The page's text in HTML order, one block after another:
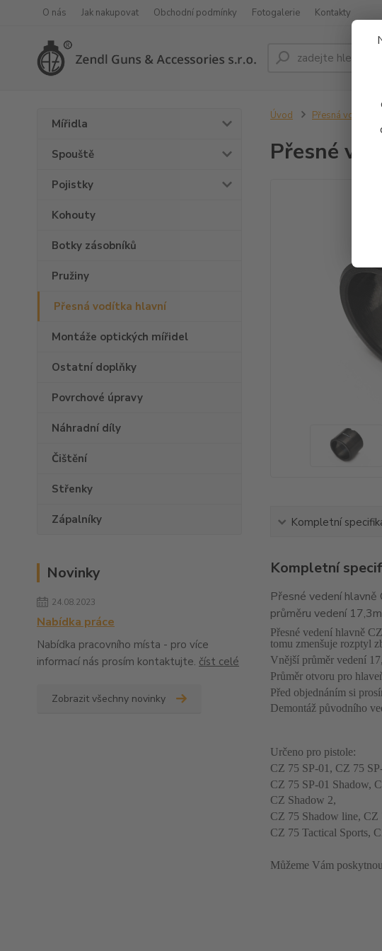
O nás Jak nakupovat Obchodní podmínky Fotogalerie Kontakty
Mířidla
Spouště
Pojistky
Kohouty
Botky zásobníků
Pružiny
Přesná vodítka hlavní
Montáže optických mířidel
Ostatní doplňky
Povrchové úpravy
Náhradní díly
Čištění
Střenky
Zápalníky
Novinky
24.08.2023
Nabídka práce
Nabídka pracovního místa - pro více
informací nás prosím kontaktujte. číst celé
Zobrazit všechny novinky
Úvod Přesná vodítka
Přesné
Kompletní
Kompletní
Přesné vedení
průměru vedení
Přesné vedení hlavně
tomu zmenšuje rozptyl
Vnější průměr vedení
Průměr otvoru pro
Před objednáním si
Demontáž původního
Určeno pro pistole:
CZ 75 SP-01, CZ 75
CZ 75 SP-01 Shadow,
CZ Shadow 2,
CZ 75 Shadow line, CZ
CZ 75 Tactical Sports,
Můžeme Vám